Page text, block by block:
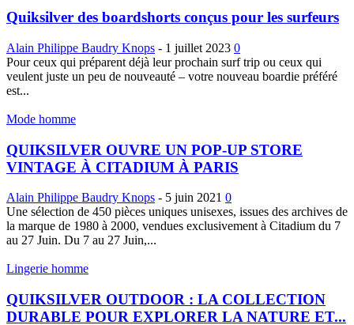
Quiksilver des boardshorts conçus pour les surfeurs
Alain Philippe Baudry Knops - 1 juillet 2023 0
Pour ceux qui préparent déjà leur prochain surf trip ou ceux qui
veulent juste un peu de nouveauté – votre nouveau boardie préféré
est...
Mode homme
QUIKSILVER OUVRE UN POP-UP STORE
VINTAGE À CITADIUM À PARIS
Alain Philippe Baudry Knops - 5 juin 2021 0
Une sélection de 450 pièces uniques unisexes, issues des archives de
la marque de 1980 à 2000, vendues exclusivement à Citadium du 7
au 27 Juin. Du 7 au 27 Juin,...
Lingerie homme
QUIKSILVER OUTDOOR : LA COLLECTION
DURABLE POUR EXPLORER LA NATURE ET...